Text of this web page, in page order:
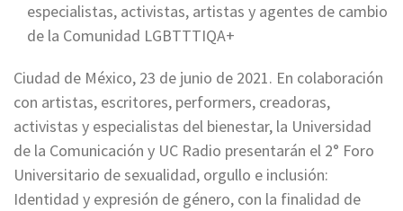
especialistas, activistas, artistas y agentes de cambio
de la Comunidad LGBTTTIQA+
Ciudad de México, 23 de junio de 2021. En colaboración
con artistas, escritores, performers, creadoras,
activistas y especialistas del bienestar, la Universidad
de la Comunicación y UC Radio presentarán el 2° Foro
Universitario de sexualidad, orgullo e inclusión:
Identidad y expresión de género, con la finalidad de